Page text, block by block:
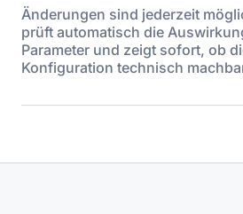
Änderungen sind jederzeit
prüft automatisch die
Parameter und zeigt sofort, ob
Konfiguration technisch